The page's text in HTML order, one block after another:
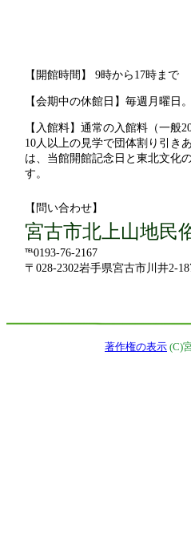
【開館時間】 9時から17時まで
【会期中の休館日】毎週月曜日。
【入館料】通常の入館料（一般
10人以上の見学で団体割り引き
は、当館開館記念日と東北文化
す。
【問い合わせ】
宮古市北上山地民
℡0193-76-2167
〒028-2302岩手県宮古市川井2-
著作権の表示 (C)